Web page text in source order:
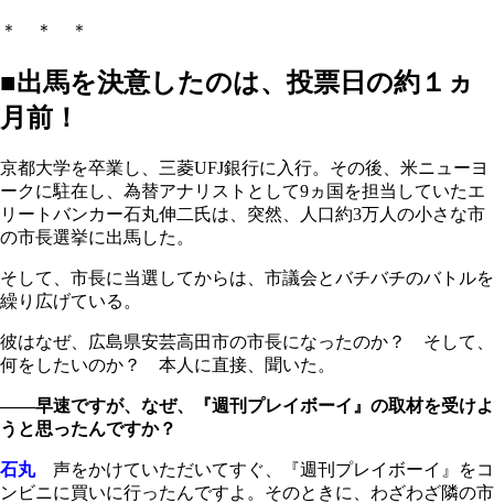
＊ ＊ ＊
■出馬を決意したのは、投票日の約１ヵ
月前！
京都大学を卒業し、三菱UFJ銀行に入行。その後、米ニューヨ
ークに駐在し、為替アナリストとして9ヵ国を担当していたエ
リートバンカー石丸伸二氏は、突然、人口約3万人の小さな市
の市長選挙に出馬した。
そして、市長に当選してからは、市議会とバチバチのバトルを
繰り広げている。
彼はなぜ、広島県安芸高田市の市長になったのか？ そして、
何をしたいのか？ 本人に直接、聞いた。
――早速ですが、なぜ、『週刊プレイボーイ』の取材を受けよ
うと思ったんですか？
石丸声をかけていただいてすぐ、『週刊プレイボーイ』をコ
ンビニに買いに行ったんですよ。そのときに、わざわざ隣の市